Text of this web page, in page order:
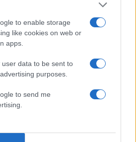
to enable storage
like cookies on web or
apps.
user data to be sent to
purposes.
to send me
υπογραφή συμφωνίας
διασύνδεση Ελλάδας –
ψήφος εμπιστοσύνης» η
στην GSI
Η επόμενη μέρα για την
Δημοκρατία»
αεροσκάφους που θα
τη νύχτα στα μέτωπα της
την Τρίτη – «Είναι αθώα,